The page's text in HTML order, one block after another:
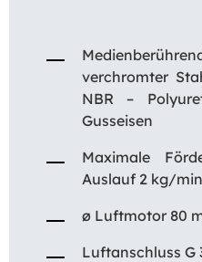
verchromter
NBR –
Gusseisen
Maximale
Auslauf 2 kg/min
ø Luftmotor 80
Luftanschluss G